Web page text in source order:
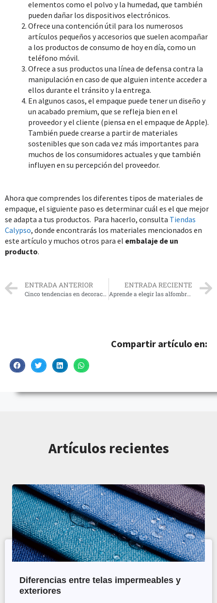
elementos como el polvo y la humedad, que también
pueden dañar los dispositivos electrónicos.
Ofrece una contención útil para los numerosos
artículos pequeños y accesorios que suelen acompañar
a los productos de consumo de hoy en día, como un
teléfono móvil.
Ofrece a sus productos una línea de defensa contra la
manipulación en caso de que alguien intente acceder a
ellos durante el tránsito y la entrega.
En algunos casos, el empaque puede tener un diseño y
un acabado premium, que se refleja bien en el
proveedor y el cliente (piensa en el empaque de Apple).
También puede crearse a partir de materiales
sostenibles que son cada vez más importantes para
muchos de los consumidores actuales y que también
influyen en su percepción del proveedor.
Ahora que comprendes los diferentes tipos de materiales de
empaque, el siguiente paso es determinar cuál es el que mejor
se adapta a tus productos. Para hacerlo, consulta Tiendas
Calypso, donde encontrarás los materiales mencionados en
este artículo y muchos otros para el embalaje de un
producto.
ENTRADA ANTERIOR
Cinco tendencias en decoración para el 2022
ENTRADA RECIENTE
Aprende a elegir las alfombras y tapetes correctamente
Compartir artículo en:
Artículos recientes
Diferencias entre telas impermeables y
exteriores